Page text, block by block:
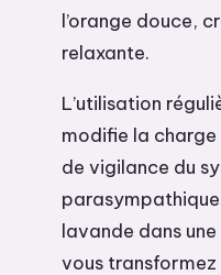
l’orange douce,
relaxante.
L’utilisation
modifie la charge
de vigilance du
lavande dans
vous